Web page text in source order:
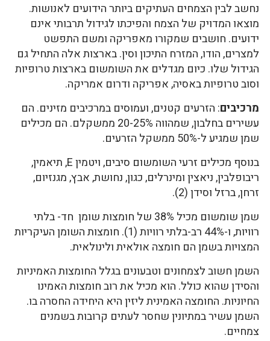
נחשב לבין הצמחים העתיקים ביותר הידועים לאנושות.
מוצאו המדויק של הצמח והפיכתו לגידול תרבותי אינם
ידועים. חושבים שמקורו מאפריקה ומשם התפשט
למצרים, הודו, המזרח התיכון וסין. בארצות אלה התחיל גם
הגידול שלו. כיום מגדלים את השומשום בארצות טרופיות
וסוב טרופיות באסיה, אפריקה ודרום אמריקה.
מרכיבים: הזרעים קטנים, ועמוסים במרכיבים מזינים. הם
עשירים בחלבון, שמהווה 20-25% ממשקלם. הם מכילים
שמן שמגיע ל-50% ממשקל הזרעים.
בנוסף מכילים זרעי השומשום סיבים, ויטמין E, תיאמין,
ריבופלבין, ניאצין ומינרלים, כגון, נחושת, אבץ, מגנזיום,
זרחן, ברזל וסידן (2).
שמן שומשום מכיל 38% של חומצות שומן חד- בלתי
רוויות, ו-44% רב-בלתי רוויות (1). חומצות השומן העיקריות
המצויות בשמן הם חומצה אולאית ולינולאית.
השמן חשוב לצמחונים וטבעונים בגלל החומצות האמיניות
והסידן שהוא כולל. הוא מכיל את רוב חומצות האמינו
החיוניות. החומצה האמינית ליזין היא היחידה החסרה בו.
השמן עשיר במתיונין שחסר לעתים קרובות בשמנים
צמחיים.